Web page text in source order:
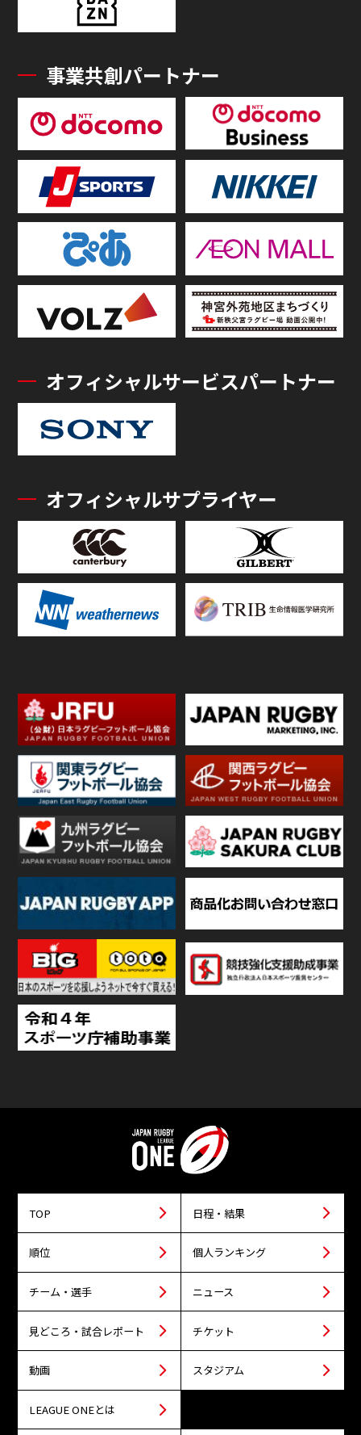
事業共創パートナー
オフィシャルサービスパートナー
オフィシャルサプライヤー
TOP 日程・結果
順位 個人ランキング
チーム・選手 ニュース
見どころ・試合レポート チケット
動画 スタジアム
LEAGUE ONEとは